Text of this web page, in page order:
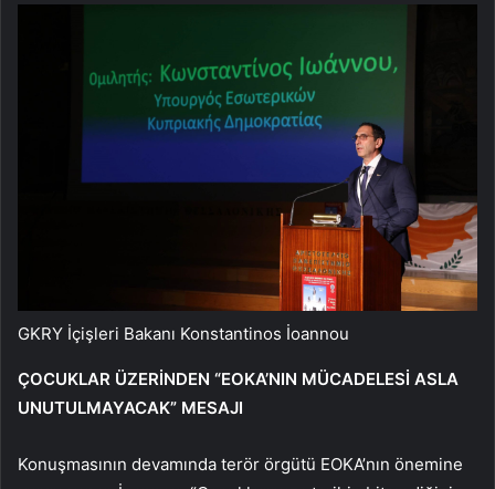
GKRY İçişleri Bakanı Konstantinos İoannou
ÇOCUKLAR ÜZERİNDEN “EOKA’NIN MÜCADELESİ ASLA
UNUTULMAYACAK” MESAJI
Konuşmasının devamında terör örgütü EOKA’nın önemine